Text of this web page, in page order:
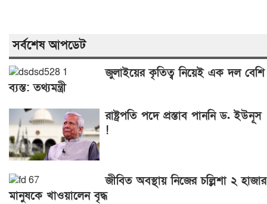
সর্বশেষ আপডেট
জুলাইয়ের কৃতিত্ব নিয়েই এক দল বেশি
ব্যস্ত: তথ্যমন্ত্রী
রাষ্ট্রপতি পদে প্রস্তাব পাননি ড. ইউনূস
!
জীবিত অবস্থায় নিজের চল্লিশা ২ হাজার
মানুষকে খাওয়ালেন বৃদ্ধ